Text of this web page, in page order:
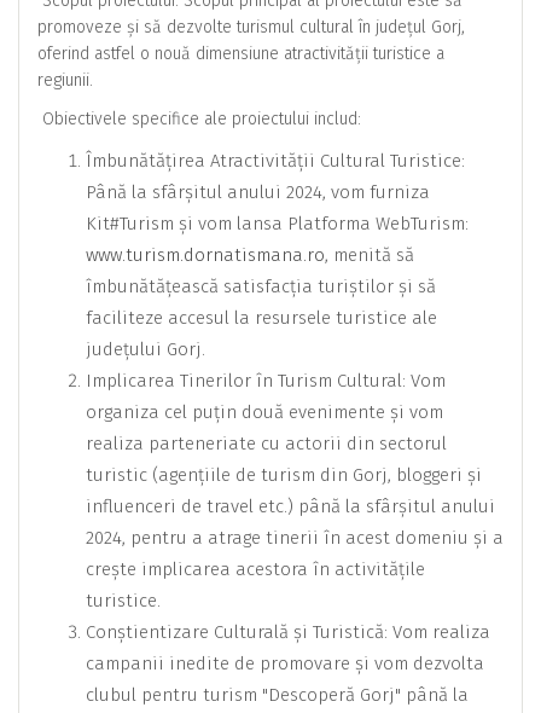
promoveze și să dezvolte turismul cultural în județul Gorj,
oferind astfel o nouă dimensiune atractivității turistice a
regiunii.
Obiectivele specifice ale proiectului includ:
Îmbunătățirea Atractivității Cultural Turistice:
Până la sfârșitul anului 2024, vom furniza
Kit#Turism și vom lansa Platforma WebTurism:
www.turism.dornatismana.ro, menită să
îmbunătățească satisfacția turiștilor și să
faciliteze accesul la resursele turistice ale
județului Gorj.
Implicarea Tinerilor în Turism Cultural: Vom
organiza cel puțin două evenimente și vom
realiza parteneriate cu actorii din sectorul
turistic (agențiile de turism din Gorj, bloggeri și
influenceri de travel etc.) până la sfârșitul anului
2024, pentru a atrage tinerii în acest domeniu și a
crește implicarea acestora în activitățile
turistice.
Conștientizare Culturală și Turistică: Vom realiza
campanii inedite de promovare și vom dezvolta
clubul pentru turism "Descoperă Gorj" până la